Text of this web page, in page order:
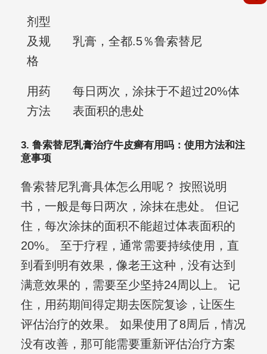
剂型
及规
格
乳膏，全都.5％鲁索替尼
用药
方法
每日两次，涂抹于不超过20%体
表面积的患处
3. 鲁索替尼乳膏治疗牛皮癣有用吗：使用方法和注
意事项
鲁索替尼乳膏具体怎么用呢？ 按照说明
书，一般是每日两次，涂抹在患处。 但记
住，每次涂抹的面积不能超过体表面积的
20%。 至于疗程，通常需要持续使用，直
到看到明有效果，像老王这种，没有达到
满意效果的，需要至少坚持24周以上。 记
住，用药期间得定期去医院复诊，让医生
评估治疗的效果。 如果使用了8周后，情况
没有改善，那可能需要重新评估治疗方案